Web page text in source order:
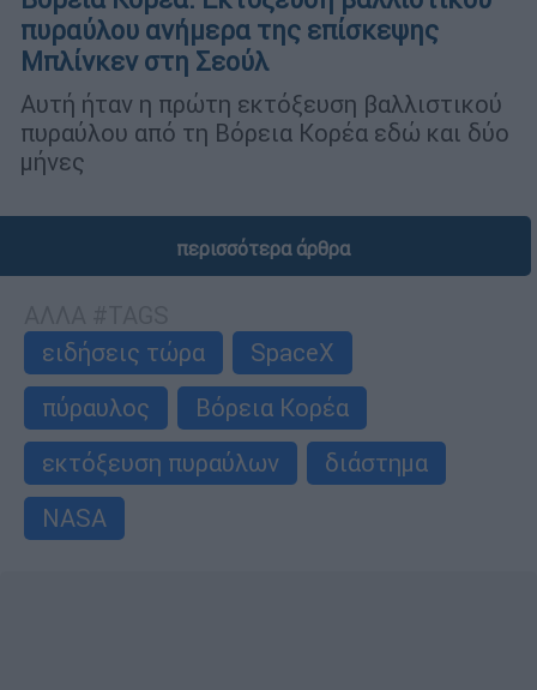
πυραύλου ανήμερα της επίσκεψης
Μπλίνκεν στη Σεούλ
Αυτή ήταν η πρώτη εκτόξευση βαλλιστικού
πυραύλου από τη Βόρεια Κορέα εδώ και δύο
μήνες
περισσότερα άρθρα
ειδήσεις τώρα
SpaceX
πύραυλος
Βόρεια Κορέα
εκτόξευση πυραύλων
διάστημα
NASA